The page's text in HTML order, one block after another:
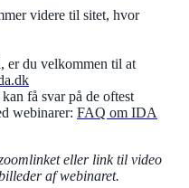
videre til sitet, hvor
er du velkommen til at
få svar på de oftest
webinarer: FAQ om IDA
eller link til video
af webinaret.